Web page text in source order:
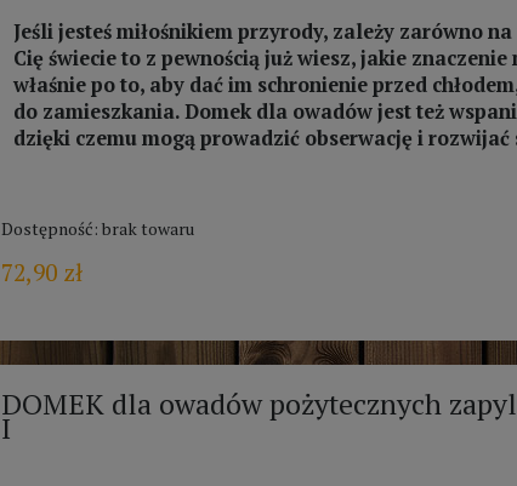
Jeśli jesteś miłośnikiem przyrody, zależy zarówno
Cię świecie to z pewnością już wiesz, jakie
właśnie po to, aby dać im schronienie przed
do zamieszkania. Domek dla owadów jest też
dzięki czemu mogą prowadzić obserwację i
Dostępność: brak towaru
72,90 zł
DOMEK dla owadów pożytecznych
I